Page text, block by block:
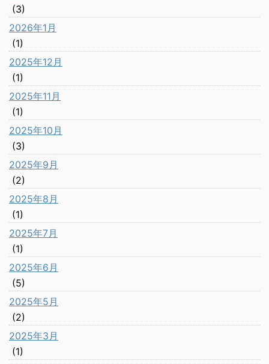
(3)
2026年1月
(1)
2025年12月
(1)
2025年11月
(1)
2025年10月
(3)
2025年9月
(2)
2025年8月
(1)
2025年7月
(1)
2025年6月
(5)
2025年5月
(2)
2025年3月
(1)